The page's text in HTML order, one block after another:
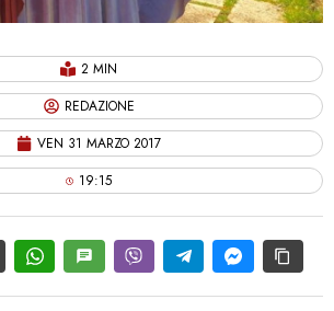
2 MIN
REDAZIONE
VEN 31 MARZO 2017
19:15